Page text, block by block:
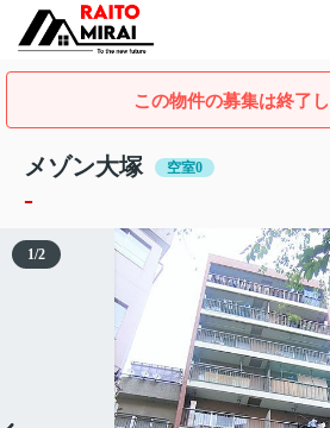
この物件の募集は終了し
メゾン大塚 空室0
-
1/2